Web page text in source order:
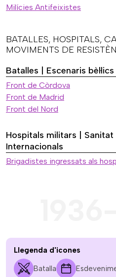
Milícies Antifeixistes
BATALLES, HOSPITALS,
MOVIMENTS DE
Batalles | Escenaris bèl·lics
Front de Còrdova
Front de Madrid
Front del Nord
Hospitals militars | Sanitat
Internacionals
Brigadistes ingressats als
Llegenda d'icones
Batalla